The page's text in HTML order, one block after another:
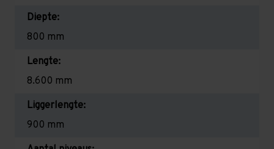
Diepte:
800 mm
Lengte:
8.600 mm
Liggerlengte:
900 mm